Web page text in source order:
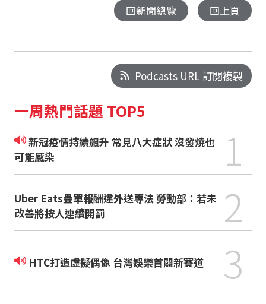
回新聞總覽 回上頁
Podcasts URL 訂閱複製
一周熱門話題 TOP5
新冠疫情持續飆升 常見八大症狀 沒發燒也
可能感染
1
Uber Eats疊單報酬違外送專法 勞動部：若未
改善將按人連續開罰
2
HTC打造虛擬偶像 台灣娛樂首闢新賽道 3